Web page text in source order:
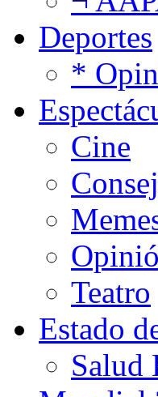
Deportes
*
Cine
Teatro
Estado
Salud